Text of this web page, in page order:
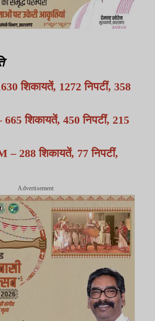
शिकायतें, 1272 निपटीं, 358
665 शिकायतें, 450 निपटीं, 215
– 288 शिकायतें, 77 निपटीं,
Advertisement